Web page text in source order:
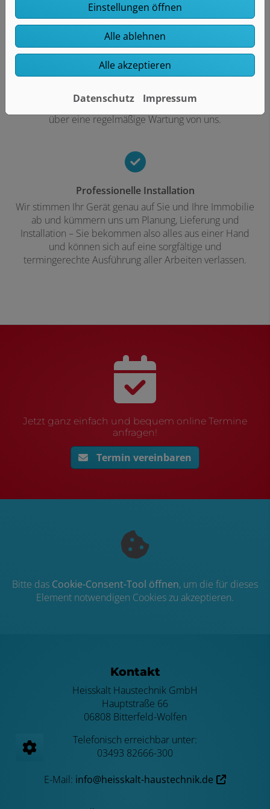
Qualität vom Fachbetrieb
Wir verbauen ausschließlich hochwertige Produkte
führender Marken. So können Sie sich sicher sein, dass
Ihre Raumklimatisierung genau das tut, was sie soll,
wenn sie es soll. Neben umfassenden Service- und
Garantieleistungen erhalten Sie zudem ein Angebot
über eine regelmäßige Wartung von uns.
Professionelle Installation
Wir stimmen Ihr Gerät genau auf Sie und Ihre Immobilie
ab und kümmern uns um Planung, Lieferung und
Installation – Sie bekommen also alles aus einer Hand
und können sich auf eine sorgfältige und
termingerechte Ausführung aller Arbeiten verlassen.
Jetzt ganz einfach und bequem online Termine
anfragen!
Termin vereinbaren
Bitte das Cookie-Consent-Tool öffnen, um die für dieses
Element notwendigen Cookies zu akzeptieren.
Footer - Kontaktdaten und
Kontakt
Heisskalt Haustechnik GmbH
Hauptstraße 66
06808 Bitterfeld-Wolfen
Telefonisch erreichbar unter:
03493 82666-300
E-Mail: info@heisskalt-haustechnik.de
Einstellungen öffnen
Alle ablehnen
Alle akzeptieren
Datenschutz Impressum